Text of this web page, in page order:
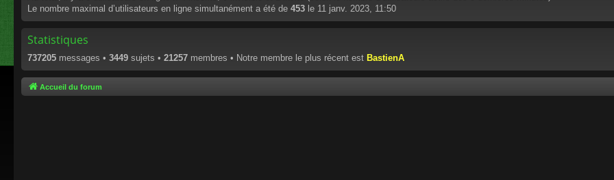
Le nombre maximal d’utilisateurs en ligne simultanément a été de 453 le 11 janv. 2023, 11:50
Statistiques
737205 messages • 3449 sujets • 21257 membres • Notre membre le plus récent est BastienA
Accueil du forum